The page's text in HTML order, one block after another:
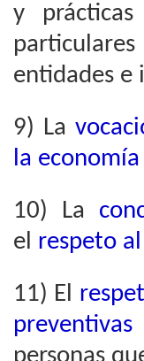
y
entidades e
9) La
la
10) La
el respeto
11) El
preventivas